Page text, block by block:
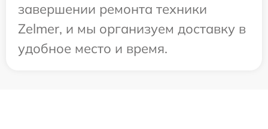
завершении ремонта техники
Zelmer, и мы организуем доставку в
удобное место и время.